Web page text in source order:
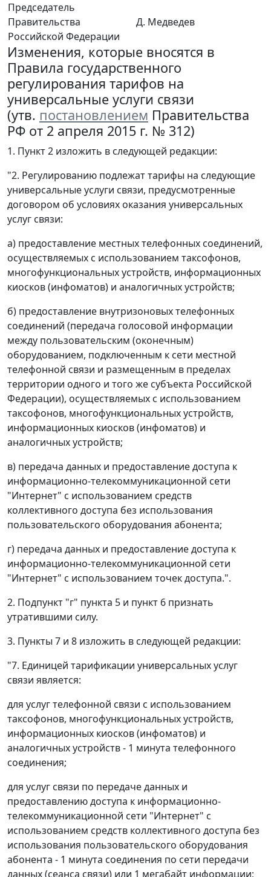
Председатель
Правительства
Российской Федерации
Д. Медведев
Изменения, которые вносятся в
Правила государственного
регулирования тарифов на
универсальные услуги связи
(утв. постановлением Правительства
РФ от 2 апреля 2015 г. № 312)
1. Пункт 2 изложить в следующей редакции:
"2. Регулированию подлежат тарифы на следующие
универсальные услуги связи, предусмотренные
договором об условиях оказания универсальных
услуг связи:
а) предоставление местных телефонных соединений,
осуществляемых с использованием таксофонов,
многофункциональных устройств, информационных
киосков (инфоматов) и аналогичных устройств;
б) предоставление внутризоновых телефонных
соединений (передача голосовой информации
между пользовательским (оконечным)
оборудованием, подключенным к сети местной
телефонной связи и размещенным в пределах
территории одного и того же субъекта Российской
Федерации), осуществляемых с использованием
таксофонов, многофункциональных устройств,
информационных киосков (инфоматов) и
аналогичных устройств;
в) передача данных и предоставление доступа к
информационно-телекоммуникационной сети
"Интернет" с использованием средств
коллективного доступа без использования
пользовательского оборудования абонента;
г) передача данных и предоставление доступа к
информационно-телекоммуникационной сети
"Интернет" с использованием точек доступа.".
2. Подпункт "г" пункта 5 и пункт 6 признать
утратившими силу.
3. Пункты 7 и 8 изложить в следующей редакции:
"7. Единицей тарификации универсальных услуг
связи является:
для услуг телефонной связи с использованием
таксофонов, многофункциональных устройств,
информационных киосков (инфоматов) и
аналогичных устройств - 1 минута телефонного
соединения;
для услуг связи по передаче данных и
предоставлению доступа к информационно-
телекоммуникационной сети "Интернет" с
использованием средств коллективного доступа без
использования пользовательского оборудования
абонента - 1 минута соединения по сети передачи
данных (сеанса связи) или 1 мегабайт информации;